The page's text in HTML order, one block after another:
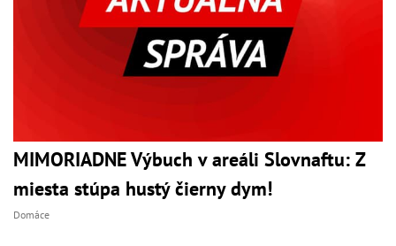
MIMORIADNE Výbuch v areáli Slovnaftu: Z
miesta stúpa hustý čierny dym!
Domáce